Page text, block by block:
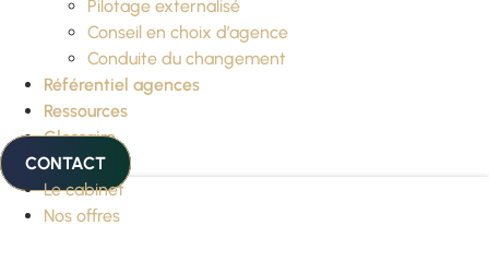
Pilotage externalisé
Conseil en choix d’agence
Conduite du changement
Référentiel agences
Ressources
Glossaire
CONTACT
Le cabinet
Nos offres